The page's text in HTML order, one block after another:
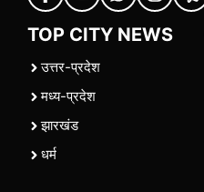
TOP CITY NEWS
उत्तर-प्रदेश
मध्य-प्रदेश
झारखंड
धर्म